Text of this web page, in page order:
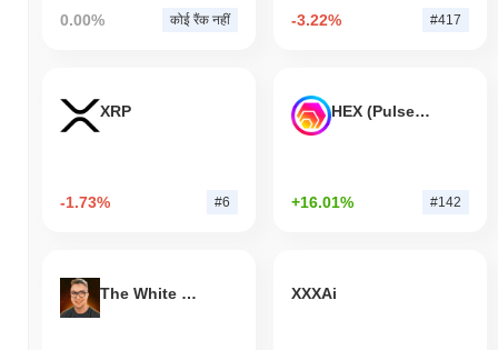
0.00% कोई रैंक नहीं -3.22% #417
XRP
-1.73% #6
HEX (Pulsechain)
+16.01% #142
The White Bull XXXAi